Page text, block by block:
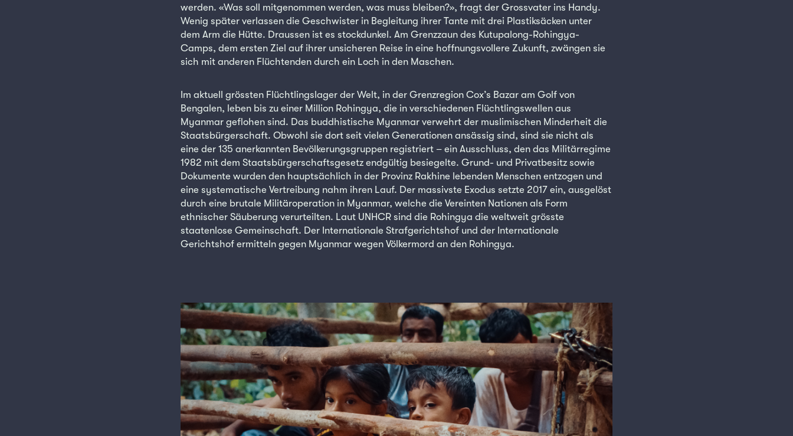
werden. «Was soll mitgenommen werden, was muss bleiben?», fragt der Grossvater ins Handy.
Wenig später verlassen die Geschwister in Begleitung ihrer Tante mit drei Plastiksäcken unter
dem Arm die Hütte. Draussen ist es stockdunkel. Am Grenzzaun des Kutupalong-Rohingya-
Camps, dem ersten Ziel auf ihrer unsicheren Reise in eine hoffnungsvollere Zukunft, zwängen sie
sich mit anderen Flüchtenden durch ein Loch in den Maschen.
Im aktuell grössten Flüchtlingslager der Welt, in der Grenzregion Cox’s Bazar am Golf von
Bengalen, leben bis zu einer Million Rohingya, die in verschiedenen Flüchtlingswellen aus
Myanmar geflohen sind. Das buddhistische Myanmar verwehrt der muslimischen Minderheit die
Staatsbürgerschaft. Obwohl sie dort seit vielen Generationen ansässig sind, sind sie nicht als
eine der 135 anerkannten Bevölkerungsgruppen registriert – ein Ausschluss, den das Militärregime
1982 mit dem Staatsbürgerschaftsgesetz endgültig besiegelte. Grund- und Privatbesitz sowie
Dokumente wurden den hauptsächlich in der Provinz Rakhine lebenden Menschen entzogen und
eine systematische Vertreibung nahm ihren Lauf. Der massivste Exodus setzte 2017 ein, ausgelöst
durch eine brutale Militäroperation in Myanmar, welche die Vereinten Nationen als Form
ethnischer Säuberung verurteilten. Laut UNHCR sind die Rohingya die weltweit grösste
staatenlose Gemeinschaft. Der Internationale Strafgerichtshof und der Internationale
Gerichtshof ermitteln gegen Myanmar wegen Völkermord an den Rohingya.